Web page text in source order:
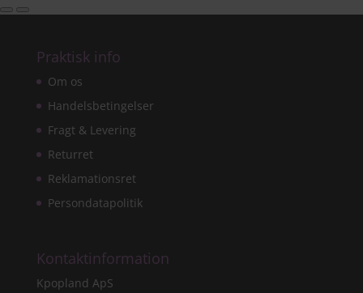
Praktisk info
Om os
Handelsbetingelser
Fragt & Levering
Returret
Reklamationsret
Persondatapolitik
Kontaktinformation
Kpopland ApS